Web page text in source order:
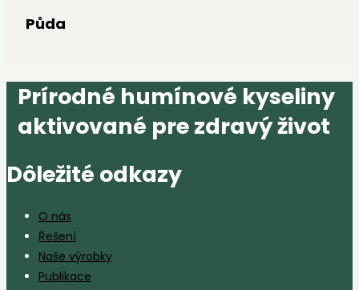
Půda
Prírodné humínové kyseliny
aktivované pre zdravý život
Dôležité odkazy
O nás
Řešení
Naše výrobky
Publikace